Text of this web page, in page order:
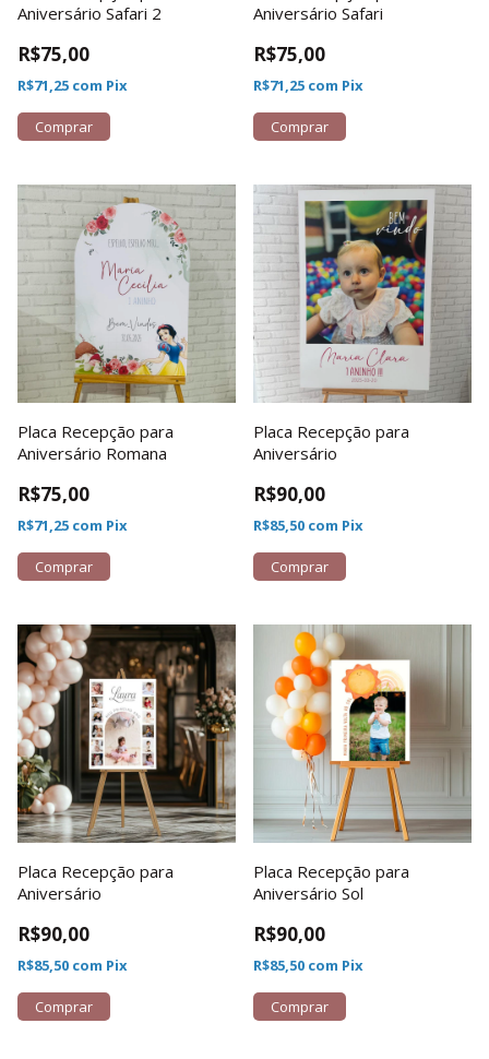
Aniversário Safari 2
R$75,00
R$71,25 com Pix
Comprar
Aniversário Safari
R$75,00
R$71,25 com Pix
Comprar
Placa Recepção para
Aniversário Romana
R$75,00
R$71,25 com Pix
Comprar
Placa Recepção para
Aniversário
R$90,00
R$85,50 com Pix
Comprar
Placa Recepção para
Aniversário
R$90,00
R$85,50 com Pix
Comprar
Placa Recepção para
Aniversário Sol
R$90,00
R$85,50 com Pix
Comprar